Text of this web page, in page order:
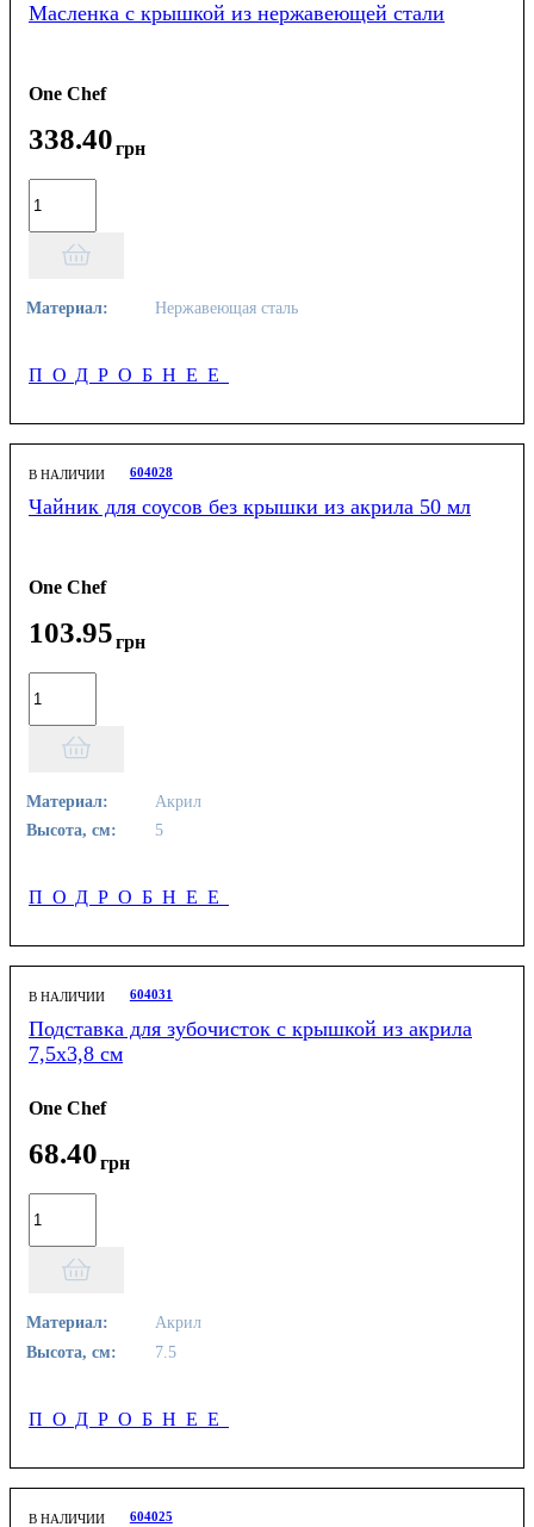
Масленка с крышкой из нержавеющей стали
One Chef
338.40грн
Материал: Нержавеющая сталь
ПОДРОБНЕЕ
В НАЛИЧИИ 604028
Чайник для соусов без крышки из акрила 50 мл
One Chef
103.95грн
Материал:
Акрил
Высота, см:
5
ПОДРОБНЕЕ
В НАЛИЧИИ 604031
Подставка для зубочисток с крышкой из акрила
7,5х3,8 см
One Chef
68.40грн
Материал:
Акрил
Высота, см:
7.5
ПОДРОБНЕЕ
В НАЛИЧИИ 604025